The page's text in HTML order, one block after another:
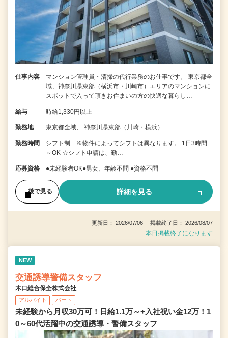
仕事内容
マンション管理員・清掃の代行業務のお仕事です。 東京都全
域、神奈川県東部（横浜市・川崎市）エリアのマンションに
スポットで入って頂きお住まいの方の快適な暮らし…
給与 時給1,330円以上
勤務地 東京都全域、 神奈川県東部（川崎・横浜）
勤務時間
シフト制 ※物件によってシフトは異なります。 1日3時間
～OK ☆シフト申請は、勤…
応募資格 ●未経験者OK●男女、年齢不問 ●資格不問
後で見る 詳細を見る
更新日： 2026/07/06 掲載終了日： 2026/08/07
本日掲載終了になります
NEW
交通誘導警備スタッフ
木口総合保全株式会社
アルバイト パート
未経験から月収30万可！日給1.1万～+入社祝い金12万！1
0～60代活躍中の交通誘導・警備スタッフ